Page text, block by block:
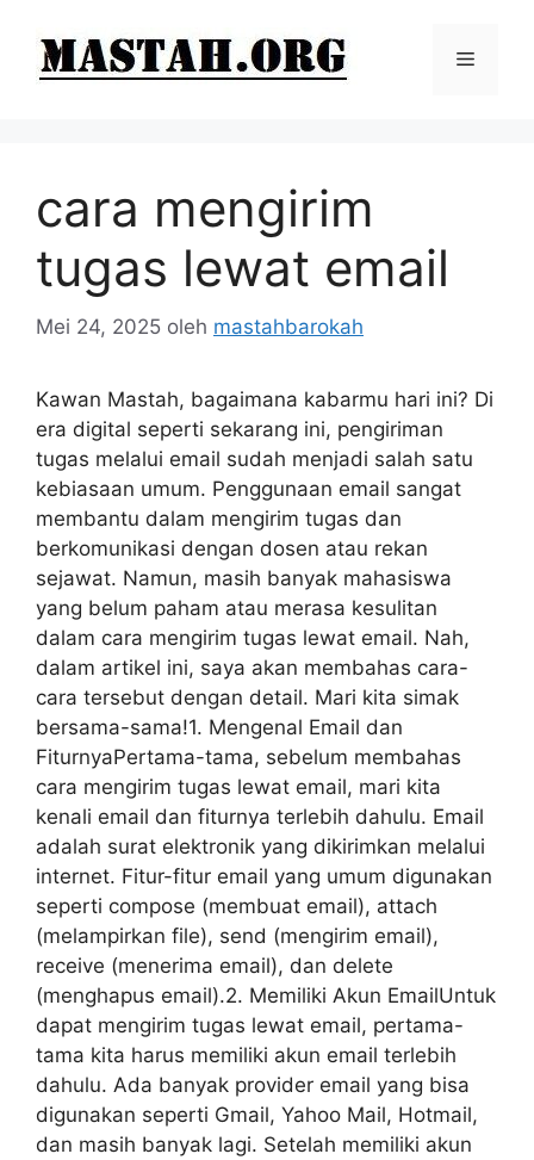
Menu
cara mengirim
tugas lewat email
Mei 24, 2025 oleh mastahbarokah
Kawan Mastah, bagaimana kabarmu hari ini? Di
era digital seperti sekarang ini, pengiriman
tugas melalui email sudah menjadi salah satu
kebiasaan umum. Penggunaan email sangat
membantu dalam mengirim tugas dan
berkomunikasi dengan dosen atau rekan
sejawat. Namun, masih banyak mahasiswa
yang belum paham atau merasa kesulitan
dalam cara mengirim tugas lewat email. Nah,
dalam artikel ini, saya akan membahas cara-
cara tersebut dengan detail. Mari kita simak
bersama-sama!1. Mengenal Email dan
FiturnyaPertama-tama, sebelum membahas
cara mengirim tugas lewat email, mari kita
kenali email dan fiturnya terlebih dahulu. Email
adalah surat elektronik yang dikirimkan melalui
internet. Fitur-fitur email yang umum digunakan
seperti compose (membuat email), attach
(melampirkan file), send (mengirim email),
receive (menerima email), dan delete
(menghapus email).2. Memiliki Akun EmailUntuk
dapat mengirim tugas lewat email, pertama-
tama kita harus memiliki akun email terlebih
dahulu. Ada banyak provider email yang bisa
digunakan seperti Gmail, Yahoo Mail, Hotmail,
dan masih banyak lagi. Setelah memiliki akun